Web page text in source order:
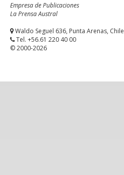
Empresa de Publicaciones
La Prensa Austral
Waldo Seguel 636, Punta Arenas, Chile
Tel. +56.61 220 40 00
© 2000-2026